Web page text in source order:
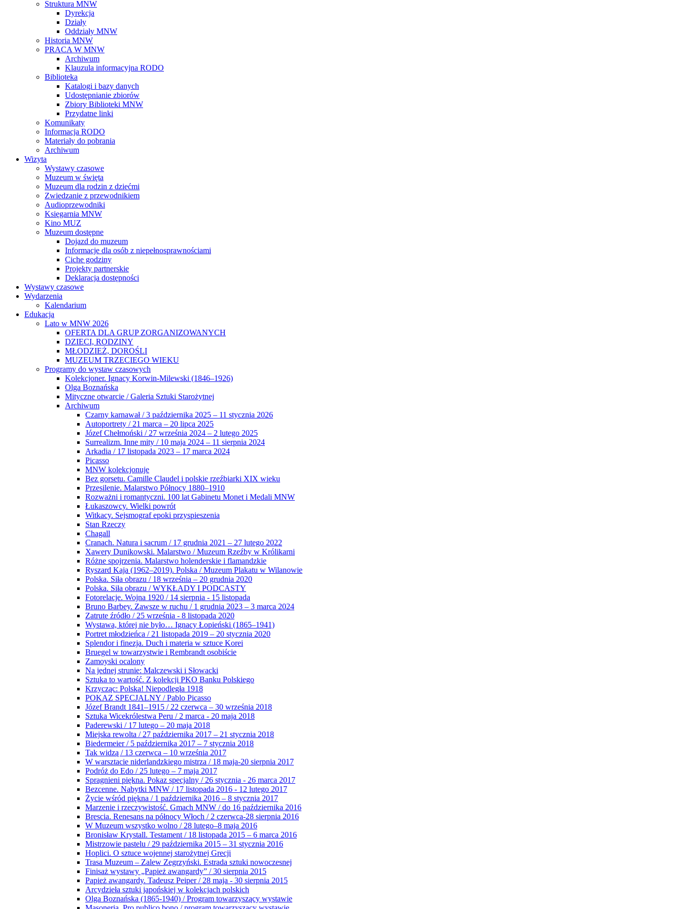
Struktura MNW
Dyrekcja
Działy
Oddziały MNW
Historia MNW
PRACA W MNW
Archiwum
Klauzula informacyjna RODO
Biblioteka
Katalogi i bazy danych
Udostępnianie zbiorów
Zbiory Biblioteki MNW
Przydatne linki
Komunikaty
Informacja RODO
Materiały do pobrania
Archiwum
Wizyta
Wystawy czasowe
Muzeum w święta
Muzeum dla rodzin z dziećmi
Zwiedzanie z przewodnikiem
Audioprzewodniki
Księgarnia MNW
Kino MUZ
Muzeum dostępne
Dojazd do muzeum
Informacje dla osób z niepełnosprawnościami
Ciche godziny
Projekty partnerskie
Deklaracja dostępności
Wystawy czasowe
Wydarzenia
Kalendarium
Edukacja
Lato w MNW 2026
OFERTA DLA GRUP ZORGANIZOWANYCH
DZIECI, RODZINY
MŁODZIEŻ, DOROŚLI
MUZEUM TRZECIEGO WIEKU
Programy do wystaw czasowych
Kolekcjoner. Ignacy Korwin-Milewski (1846–1926)
Olga Boznańska
Mityczne otwarcie / Galeria Sztuki Starożytnej
Archiwum
Czarny karnawał / 3 października 2025 – 11 stycznia 2026
Autoportrety / 21 marca – 20 lipca 2025
Józef Chełmoński / 27 września 2024 – 2 lutego 2025
Surrealizm. Inne mity / 10 maja 2024 – 11 sierpnia 2024
Arkadia / 17 listopada 2023 – 17 marca 2024
Picasso
MNW kolekcjonuje
Bez gorsetu. Camille Claudel i polskie rzeźbiarki XIX wieku
Przesilenie. Malarstwo Północy 1880–1910
Rozważni i romantyczni. 100 lat Gabinetu Monet i Medali MNW
Łukaszowcy. Wielki powrót
Witkacy. Sejsmograf epoki przyspieszenia
Stan Rzeczy
Chagall
Cranach. Natura i sacrum / 17 grudnia 2021 – 27 lutego 2022
Xawery Dunikowski. Malarstwo / Muzeum Rzeźby w Królikarni
Różne spojrzenia. Malarstwo holenderskie i flamandzkie
Ryszard Kaja (1962–2019). Polska / Muzeum Plakatu w Wilanowie
Polska. Siła obrazu / 18 września – 20 grudnia 2020
Polska. Siła obrazu / WYKŁADY I PODCASTY
Fotorelacje. Wojna 1920 / 14 sierpnia - 15 listopada
Bruno Barbey. Zawsze w ruchu / 1 grudnia 2023 – 3 marca 2024
Zatrute źródło / 25 września - 8 listopada 2020
Wystawa, której nie było… Ignacy Łopieński (1865–1941)
Portret młodzieńca / 21 listopada 2019 – 20 stycznia 2020
Splendor i finezja. Duch i materia w sztuce Korei
Bruegel w towarzystwie i Rembrandt osobiście
Zamoyski ocalony
Na jednej strunie: Malczewski i Słowacki
Sztuka to wartość. Z kolekcji PKO Banku Polskiego
Krzycząc: Polska! Niepodległa 1918
POKAZ SPECJALNY / Pablo Picasso
Józef Brandt 1841–1915 / 22 czerwca – 30 września 2018
Sztuka Wicekrólestwa Peru / 2 marca - 20 maja 2018
Paderewski / 17 lutego – 20 maja 2018
Miejska rewolta / 27 października 2017 – 21 stycznia 2018
Biedermeier / 5 października 2017 – 7 stycznia 2018
Tak widzą / 13 czerwca – 10 września 2017
W warsztacie niderlandzkiego mistrza / 18 maja-20 sierpnia 2017
Podróż do Edo / 25 lutego – 7 maja 2017
Spragnieni piękna. Pokaz specjalny / 26 stycznia - 26 marca 2017
Bezcenne. Nabytki MNW / 17 listopada 2016 - 12 lutego 2017
Życie wśród piękna / 1 października 2016 – 8 stycznia 2017
Marzenie i rzeczywistość. Gmach MNW / do 16 października 2016
Brescia. Renesans na północy Włoch / 2 czerwca-28 sierpnia 2016
W Muzeum wszystko wolno / 28 lutego–8 maja 2016
Bronisław Krystall. Testament / 18 listopada 2015 – 6 marca 2016
Mistrzowie pastelu / 29 października 2015 – 31 stycznia 2016
Hoplici. O sztuce wojennej starożytnej Grecji
Trasa Muzeum – Zalew Zegrzyński. Estrada sztuki nowoczesnej
Finisaż wystawy „Papież awangardy” / 30 sierpnia 2015
Papież awangardy. Tadeusz Peiper / 28 maja - 30 sierpnia 2015
Arcydzieła sztuki japońskiej w kolekcjach polskich
Olga Boznańska (1865-1940) / Program towarzyszący wystawie